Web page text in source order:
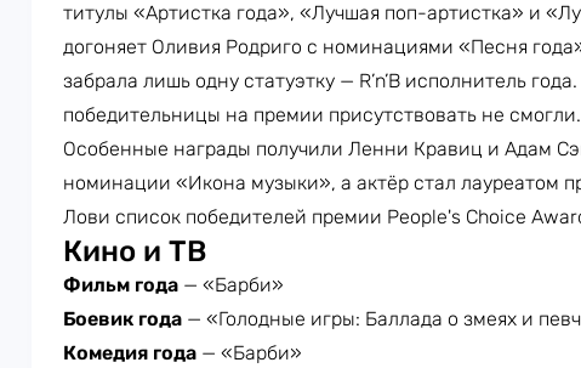
титулы «Артистка года», «Лучшая поп-артистка» и
догоняет Оливия Родриго с номинациями «Песня
забрала лишь одну статуэтку — R’n’B исполнитель
победительницы на премии присутствовать не смогли.
Особенные награды получили Ленни Кравиц и Адам
номинации «Икона музыки», а актёр стал лауреатом
Лови список победителей премии People's Choice
Кино и ТВ
Фильм года — «Барби»
Боевик года — «Голодные игры: Баллада о змеях и
Комедия года — «Барби»